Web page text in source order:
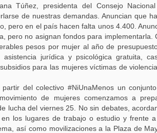
Túñez, presidenta del Consejo
de nuestras demandas. Anuncian que
pero en el país hacen falta unos 4.400.
pero no asignan fondos para implementarla.
pesos por mujer al año de
asistencia jurídica y psicológica gratuita,
para las mujeres víctimas de
del colectivo #NiUnaMenos un
de mujeres comenzamos a
lucha del viernes 25. No sin debates,
en los lugares de trabajo o estudio y frente
así como movilizaciones a la Plaza de